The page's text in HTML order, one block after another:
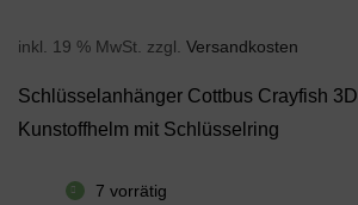
inkl. 19 % MwSt. zzgl. Versandkosten
Schlüsselanhänger Cottbus Crayfish 3D
Kunstoffhelm mit Schlüsselring
7 vorrätig